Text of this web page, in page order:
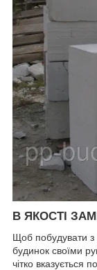
В ЯКОСТІ
Щоб побудувати з
будинок своїми
чітко вказується